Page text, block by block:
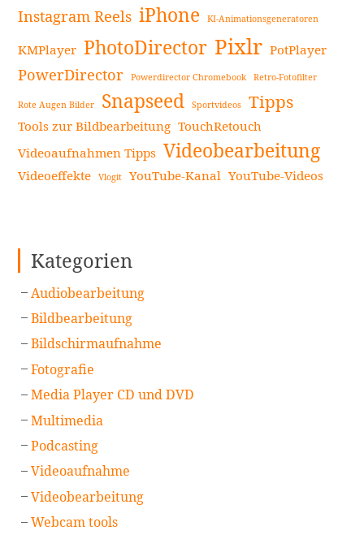
Instagram Reels iPhone KI-Animationsgeneratoren
KMPlayer PhotoDirector Pixlr PotPlayer
PowerDirector Powerdirector Chromebook Retro-Fotofilter
Rote Augen Bilder Snapseed Sportvideos Tipps
Tools zur Bildbearbeitung TouchRetouch
Videoaufnahmen Tipps Videobearbeitung
Videoeffekte Vlogit YouTube-Kanal YouTube-Videos
Kategorien
Audiobearbeitung
Bildbearbeitung
Bildschirmaufnahme
Fotografie
Media Player CD und DVD
Multimedia
Podcasting
Videoaufnahme
Videobearbeitung
Webcam tools